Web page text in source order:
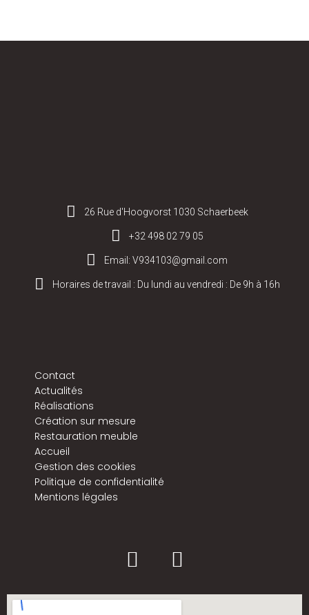
26 Rue d'Hoogvorst 1030 Schaerbeek
+32 498 02 79 05
Email: V934103@gmail.com
Horaires de travail : Du lundi au vendredi : De 9h à 16h
Contact
Actualités
Réalisations
Création sur mesure
Restauration meuble
Accueil
Gestion des cookies
Politique de confidentialité
Mentions légales